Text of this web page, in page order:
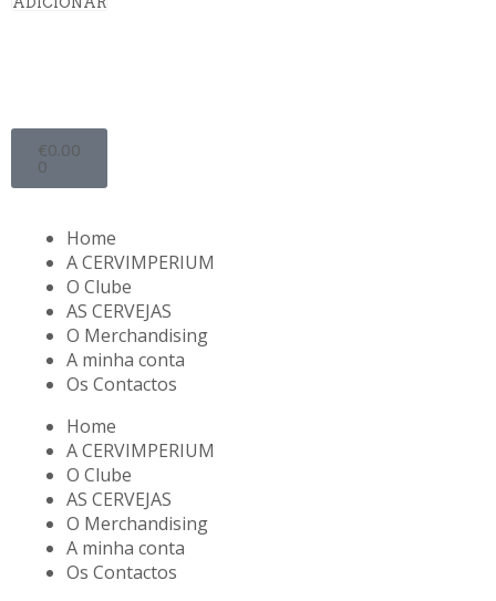
€0.00
0
Home
A CERVIMPERIUM
O Clube
AS CERVEJAS
O Merchandising
A minha conta
Os Contactos
Home
A CERVIMPERIUM
O Clube
AS CERVEJAS
O Merchandising
A minha conta
Os Contactos